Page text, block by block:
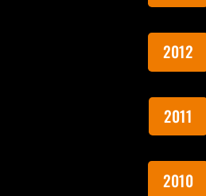
2012
2011
2010